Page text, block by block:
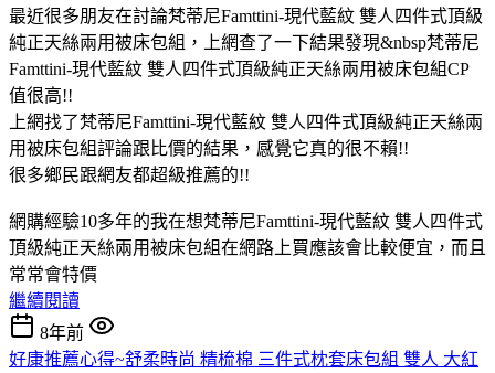
最近很多朋友在討論梵蒂尼Famttini-現代藍紋 雙人四件式頂級
純正天絲兩用被床包組，上網查了一下結果發現&nbsp梵蒂尼
Famttini-現代藍紋 雙人四件式頂級純正天絲兩用被床包組CP
值很高!!
上網找了梵蒂尼Famttini-現代藍紋 雙人四件式頂級純正天絲兩
用被床包組評論跟比價的結果，感覺它真的很不賴!!
很多鄉民跟網友都超級推薦的!!
網購經驗10多年的我在想梵蒂尼Famttini-現代藍紋 雙人四件式
頂級純正天絲兩用被床包組在網路上買應該會比較便宜，而且
常常會特價
繼續閱讀
8年前
好康推薦心得~舒柔時尚 精梳棉 三件式枕套床包組 雙人 大紅